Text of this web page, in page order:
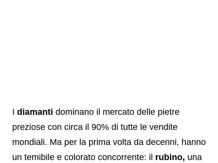
I diamanti dominano il mercato delle pietre
preziose con circa il 90% di tutte le vendite
mondiali. Ma per la prima volta da decenni, hanno
un temibile e colorato concorrente: il rubino, una